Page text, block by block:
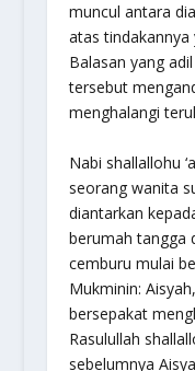
muncul antara
atas
Balasan yang
tersebut
menghalangi
Nabi shallallohu
seorang wanita
diantarkan
berumah tangga
cemburu mulai
Mukminin:
bersepakat
Rasulullah
sebelumnya